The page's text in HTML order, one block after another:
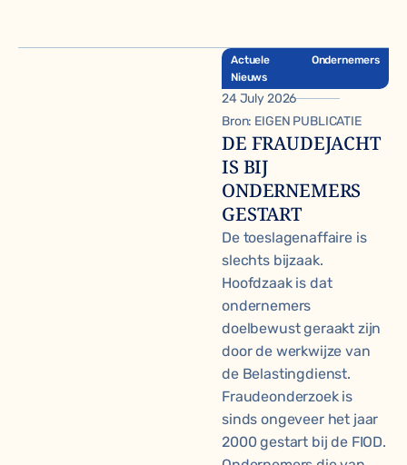
Actuele
Nieuws
Ondernemers
24 July 2026
Bron: EIGEN PUBLICATIE
DE FRAUDEJACHT
IS BIJ
ONDERNEMERS
GESTART
De toeslagenaffaire is
slechts bijzaak.
Hoofdzaak is dat
ondernemers
doelbewust geraakt zijn
door de werkwijze van
de Belastingdienst.
Fraudeonderzoek is
sinds ongeveer het jaar
2000 gestart bij de FIOD.